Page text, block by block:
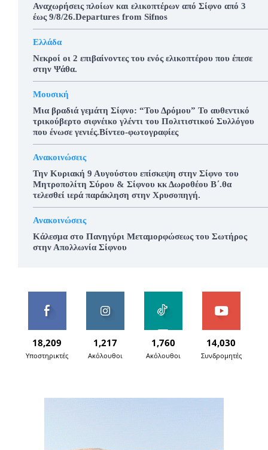
Αναχωρήσεις πλοίων και ελικοπτέρων από Σίφνο από 3
έως 9/8/26.Departures from Sifnos
Ελλάδα
Νεκροί οι 2 επιβαίνοντες του ενός ελικοπτέρου που έπεσε
στην Ψάθα.
Μουσική
Μια βραδιά γεμάτη Σίφνο: “Του Δρόμου” Το αυθεντικό
τρικούβερτο σιφνέικο γλέντι του Πολιτιστικού Συλλόγου
που ένωσε γενιές.Βίντεο-φωτογραφίες
Ανακοινώσεις
Την Κυριακή 9 Αυγούστου επίσκεψη στην Σίφνο του
Μητροπολίτη Σύρου & Σίφνου κκ Δωροθέου Β΄.θα
τελεσθεί ιερά παράκληση στην Χρυσοπηγή.
Ανακοινώσεις
Κάλεσμα στο Πανηγύρι Μεταμορφώσεως του Σωτήρος
στην Απολλωνία Σίφνου
18,209
Υποστηρικτές
1,217
Ακόλουθοι
1,760
Ακόλουθοι
14,030
Συνδρομητές